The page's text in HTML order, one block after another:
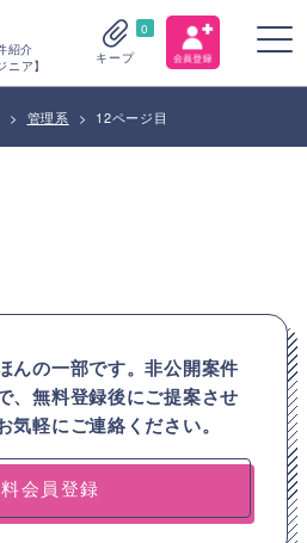
紹介
ア】
0
キープ
> 管理系 > 12ページ目
んの一部です。非公開案件
、無料登録後にご提案させ
気軽にご連絡ください。
会員登録